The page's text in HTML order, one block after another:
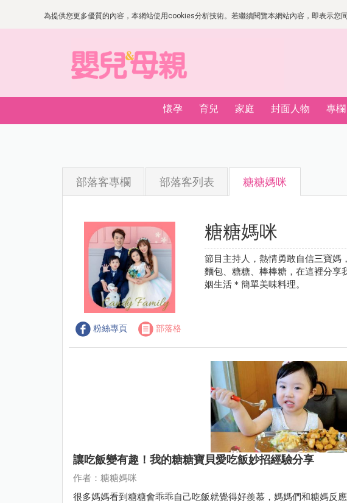
為提供您更多優質的內容，本網站使用cookies分析技術。若繼續閱覽本網站內容，即表示
懷孕 育兒 家庭 封面人物 專欄
部落客專欄 部落客列表 糖糖媽咪
粉絲專頁 部落格
糖糖媽咪
節目主持人，熱情勇敢自信三寶媽
麵包、糖糖、棒棒糖，在這裡分享
姻生活＊簡單美味料理。
讓吃飯變有趣！我的糖糖寶貝愛吃飯妙招經驗分享
作者：糖糖媽咪
很多媽媽看到糖糖會乖乖自己吃飯就覺得好羨慕，媽媽們和糖媽反